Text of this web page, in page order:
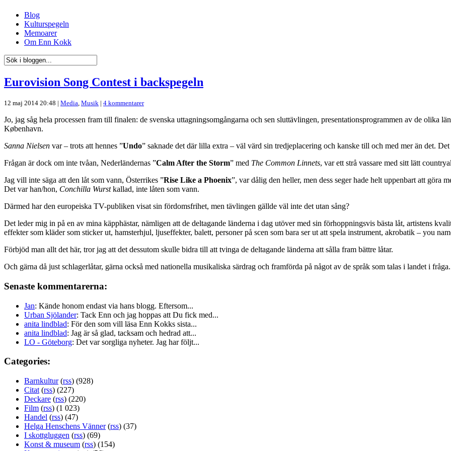
Blog
Kulturspegeln
Memoarer
Om Enn Kokk
Eurovision Song Contest i backspegeln
12 maj 2014 20:48 | Media, Musik | 4 kommentarer
Jo, jag såg hela processen fram till finalen: de svenska uttagningsomgångarna och sen sluttävlingen, presentationsprogrammen av de olika
København.
Sanna Nielsen var – trots att hennes ”Undo” saknade det där lilla extra – väl värd sin tredjeplacering och kanske till och med mer än det.
Frågan är dock om inte tvåan, Nederländernas ”Calm After the Storm” med The Common Linnets, var ett strå vassare med sitt lätt
Jag vill inte säga att den låt som vann, Österrikes ”Rise Like a Phoenix”, var dålig den heller, men dess seger hade helt uppenbart att
Det var han/hon, Conchilla Wurstkallad, inte låten som vann.
Därmed har den europeiska TV-publiken visat sin fördomsfrihet, men tävlingen gällde väl inte det utan sång?
Det leder mig in på en av mina käpphästar, nämligen att de deltagande länderna i dag utöver med sin förhoppningsvis bästa låt, artistens
effekter som kläder som sticker ut, hamsterhjul, ljuseffekter, balett, personer på scen som bara ser ut att spela instrument, akrobatik – you
Förbjöd man allt det här, tror jag att det dessutom skulle bidra till att tvinga de deltagande länderna att sålla fram bättre låtar.
Och gärna då just schlagerlåtar, gärna också med nationella musikaliska särdrag och framförda på något av de språk som talas i landet i fråga.
Senaste kommentarerna:
Jan: Kände honom endast via hans blogg. Eftersom...
Urban Sjölander: Tack Enn och jag hoppas att Du fick med...
anita lindblad: För den som vill läsa Enn Kokks sista...
anita lindblad: Jag är så glad, tacksam och hedrad att...
LO - Göteborg: Det var sorgliga nyheter. Jag har följt...
Categories:
Barnkultur(rss) (928)
Citat (rss) (227)
Deckare (rss) (220)
Film (rss) (1 023)
Handel (rss) (47)
Helga Henschens Vänner(rss) (37)
I skottgluggen (rss) (69)
Konst & museum (rss) (154)